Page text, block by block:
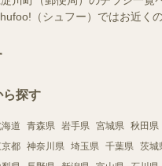
（シュフー）ではお近く
ら探す
道 青森県 岩手県 宮城県 秋田県
都 神奈川県 埼玉県 千葉県 茨城